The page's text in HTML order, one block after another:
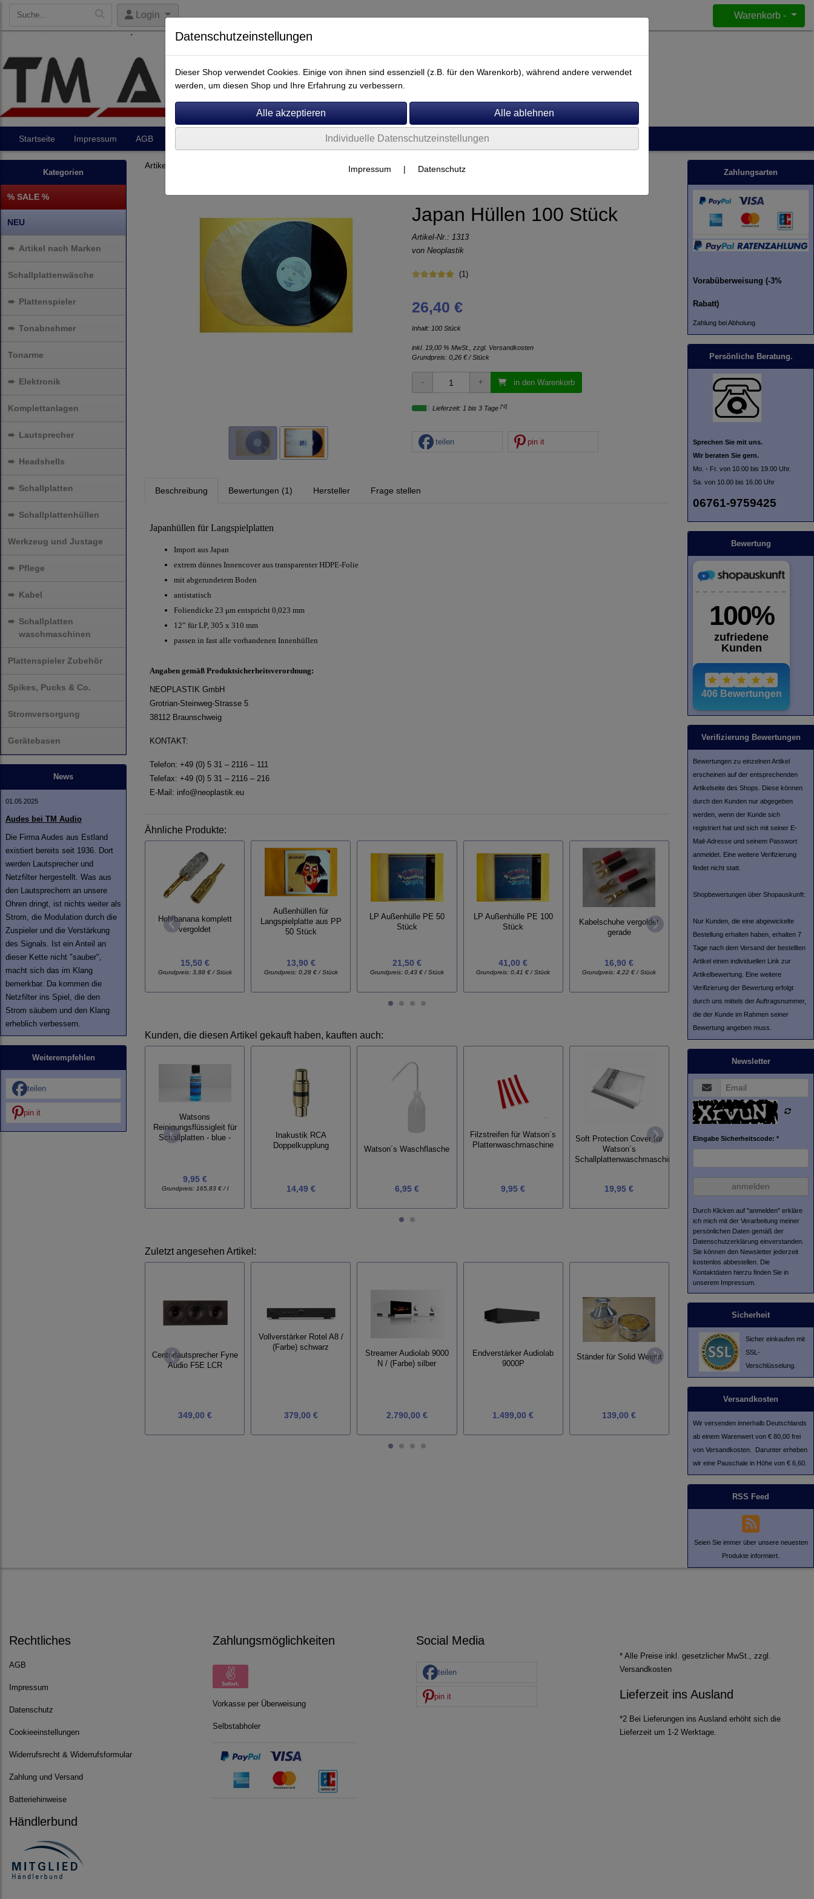
Login Warenkorb -
Startseite Impressum AGB
Kategorien
% SALE %
NEU
➨ Artikel nach Marken
Schallplattenwäsche
➨ Plattenspieler
➨ Tonabnehmer
Tonarme
➨ Elektronik
Komplettanlagen
➨ Lautsprecher
➨ Headshells
➨ Schallplatten
➨ Schallplattenhüllen
Werkzeug und Justage
➨ Pflege
➨ Kabel
➨ Schallplatten
waschmaschinen
Plattenspieler Zubehör
Spikes, Pucks & Co.
Stromversorgung
Gerätebasen
News
01.05.2025
Audes bei TM Audio
Die Firma Audes aus Estland
existiert bereits seit 1936. Dort
werden Lautsprecher und
Netzfilter hergestellt. Was aus
den Lautsprechern an unsere
Ohren dringt, ist nichts weiter als
Strom, die Modulation durch die
Zuspieler und die Verstärkung
des Signals. Ist ein Anteil an
dieser Kette nicht "sauber",
macht sich das im Klang
bemerkbar. Da kommen die
Netzfilter ins Spiel, die den
Strom säubern und den Klang
erheblich verbessern.
Weiterempfehlen
teilen
pin it
Artikel nach Marken
Japan Hüllen 100 Stück
Artikel-Nr.: 1313
von Neoplastik
(1)
26,40 €
Inhalt: 100 Stück
inkl. 19,00 % MwSt., zzgl. Versandkosten
Grundpreis: 0,26 € / Stück
in den Warenkorb
Lieferzeit: 1 bis 3 Tage [*2]
teilen pin it
Beschreibung Bewertungen (1) Hersteller Frage stellen
Japanhüllen für Langspielplatten
Import aus Japan
extrem dünnes Innencover aus transparenter HDPE-Folie
mit abgerundetem Boden
antistatisch
Foliendicke 23 μm entspricht 0,023 mm
12” für LP, 305 x 310 mm
passen in fast alle vorhandenen Innenhüllen
Angaben gemäß Produktsicherheitsverordnung:
NEOPLASTIK GmbH
Grotrian-Steinweg-Strasse 5
38112 Braunschweig
KONTAKT:
Telefon: +49 (0) 5 31 – 2116 – 111
Telefax: +49 (0) 5 31 – 2116 – 216
E-Mail: info@neoplastik.eu
Ähnliche Produkte:
Hohlbanana komplett
vergoldet
15,50 €
Grundpreis: 3,88 € / Stück
Außenhüllen für
Langspielplatte aus PP
50 Stück
13,90 €
Grundpreis: 0,28 € / Stück
LP Außenhülle PE 50
Stück
21,50 €
Grundpreis: 0,43 € / Stück
LP Außenhülle PE 100
Stück
41,00 €
Grundpreis:0,41 € / Stück
Kabelschuhe vergoldet
gerade
16,90 €
Grundpreis:4,22 € / Stück
Schön-Schablone
45,00 €
L'Art
Kunden, die diesen Artikel gekauft haben, kauften auch:
Watsons
Reinigungsflüssigleit für
Schallplatten - blue -
9,95 €
Grundpreis: 165,83 € / l
Inakustik RCA
Doppelkupplung
14,49 €
Watson´s Waschflasche
6,95 €
Filzstreifen für Watson´s
Plattenwaschmaschine
9,95 €
Soft Protection Cover für
Watson´s
Schallplattenwaschmaschine
19,95 €
Watsons
Schallplatten - green -
18,95 €
315,83 € / l
Zuletzt angesehen Artikel:
Centerlautsprecher Fyne
Audio F5E LCR
349,00 €
Vollverstärker Rotel A8 /
(Farbe) schwarz
379,00 €
Streamer Audiolab 9000
N / (Farbe) silber
2.790,00 €
Endverstärker Audiolab
9000P
1.499,00 €
Ständer für Solid Weight
139,00 €
Ersatznadel Stylus 2M
Red
Zahlungsarten
Vorabüberweisung (-3%
Rabatt)
Zahlung bei Abholung
Persönliche Beratung.
Sprechen Sie mit uns.
Wir beraten Sie gern.
Mo. - Fr. von 10.00 bis 19.00 Uhr.
Sa. von 10.00 bis 16.00 Uhr
06761-9759425
Bewertung
Verifizierung Bewertungen
Bewertungen zu einzelnen Artikel
erscheinen auf der entsprechenden
Artikelseite des Shops. Diese können
durch den Kunden nur abgegeben
werden, wenn der Kunde sich
registriert hat und sich mit seiner E-
Mail-Adresse und seinem Passwort
anmeldet. Eine weitere Verifizierung
findet nicht statt.
Shopbewertungen über Shopauskunft:
Nur Kunden, die eine abgewickelte
Bestellung erhalten haben, erhalten 7
Tage nach dem Versand der bestellten
Artikel einen individuellen Link zur
Artikelbewertung. Eine weitere
Verifizierung der Bewertung erfolgt
durch uns mittels der Auftragsnummer,
die der Kunde im Rahmen seiner
Bewertung angeben muss.
Newsletter
Eingabe Sicherheitscode: *
anmelden
Durch Klicken auf "anmelden" erkläre
ich mich mit der Verarbeitung meiner
persönlichen Daten gemäß der
Datenschutzerklärung einverstanden.
Sie können den Newsletter jederzeit
kostenlos abbestellen. Die
Kontaktdaten hierzu finden Sie in
unserem Impressum.
Sicherheit
Sicher einkaufen mit
SSL-
Verschlüsselung.
Versandkosten
Wir versenden innerhalb Deutschlands
ab einem Warenwert von € 80,00 frei
von Versandkosten. Darunter erheben
wir eine Pauschale in Höhe von € 6,60.
RSS Feed
Seien Sie immer über unsere neuesten
Produkte informiert.
Rechtliches
AGB
Impressum
Datenschutz
Cookieeinstellungen
Widerrufsrecht & Widerrufsformular
Zahlung und Versand
Batteriehinweise
Händlerbund
Zahlungsmöglichkeiten
Vorkasse per Überweisung
Selbstabholer
Social Media
teilen
pin it
* Alle Preise inkl. gesetzlicher MwSt., zzgl.
Versandkosten
Lieferzeit ins Ausland
*2 Bei Lieferungen ins Ausland erhöht sich die
Lieferzeit um 1-2 Werktage.
Datenschutzeinstellungen
Dieser Shop verwendet Cookies. Einige von ihnen sind essenziell (z.B. für den Warenkorb), während andere verwendet
werden, um diesen Shop und Ihre Erfahrung zu verbessern.
Individuelle Datenschutzeinstellungen
Impressum | Datenschutz